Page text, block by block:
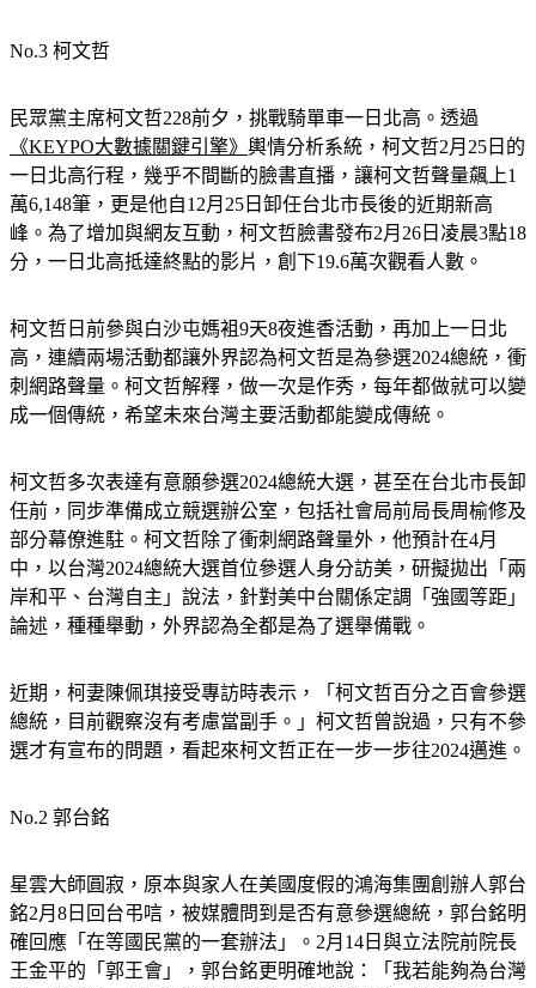
No.3 柯文哲
民眾黨主席柯文哲228前夕，挑戰騎單車一日北高。透過
《KEYPO大數據關鍵引擎》 輿情分析系統，柯文哲2月25日的
一日北高行程，幾乎不間斷的臉書直播，讓柯文哲聲量飆上1
萬6,148筆，更是他自12月25日卸任台北市長後的近期新高
峰。為了增加與網友互動，柯文哲臉書發布2月26日凌晨3點18
分，一日北高抵達終點的影片，創下19.6萬次觀看人數。
柯文哲日前參與白沙屯媽袓9天8夜進香活動，再加上一日北
高，連續兩場活動都讓外界認為柯文哲是為參選2024總統，衝
刺網路聲量。柯文哲解釋，做一次是作秀，每年都做就可以變
成一個傳統，希望未來台灣主要活動都能變成傳統。
柯文哲多次表達有意願參選2024總統大選，甚至在台北市長卸
任前，同步準備成立競選辦公室，包括社會局前局長周榆修及
部分幕僚進駐。柯文哲除了衝刺網路聲量外，他預計在4月
中，以台灣2024總統大選首位參選人身分訪美，研擬拋出「兩
岸和平、台灣自主」說法，針對美中台關係定調「強國等距」
論述，種種舉動，外界認為全都是為了選舉備戰。
近期，柯妻陳佩琪接受專訪時表示，「柯文哲百分之百會參選
總統，目前觀察沒有考慮當副手。」柯文哲曾說過，只有不參
選才有宣布的問題，看起來柯文哲正在一步一步往2024邁進。
No.2 郭台銘
星雲大師圓寂，原本與家人在美國度假的鴻海集團創辦人郭台
銘2月8日回台弔唁，被媒體問到是否有意參選總統，郭台銘明
確回應「在等國民黨的一套辦法」。2月14日與立法院前院長
王金平的「郭王會」，郭台銘更明確地說：「我若能夠為台灣